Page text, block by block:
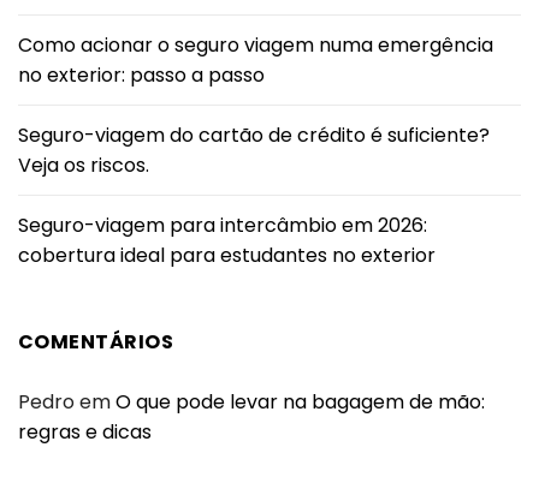
Como acionar o seguro viagem numa emergência
no exterior: passo a passo
Seguro-viagem do cartão de crédito é suficiente?
Veja os riscos.
Seguro-viagem para intercâmbio em 2026:
cobertura ideal para estudantes no exterior
COMENTÁRIOS
PedroemO que pode levar na bagagem de mão:
regras e dicas